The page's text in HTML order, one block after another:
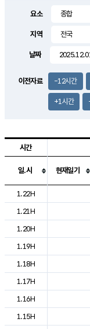
요소
지역
날짜
이전자료 -12시간
+1시간
도시별 기상실황표로
시간
일.시 현재일기
1.22H
1.21H
1.20H
1.19H
1.18H
1.17H
1.16H
1.15H